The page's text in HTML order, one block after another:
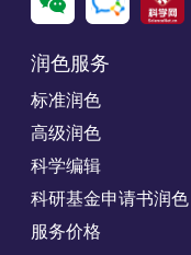
润色服务
标准润色
高级润色
科学编辑
科研基金申请书润色
服务价格